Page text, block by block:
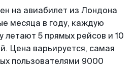
на авиабилет из Лондона
месяца в году, каждую
5 прямых рейсов и 10
Цена варьируется, самая
пользователями 9000